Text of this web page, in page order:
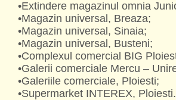
•Extindere magazinul omnia
•Magazin universal, Breaza;
•Magazin universal, Sinaia;
•Magazin universal, Busteni;
•Complexul comercial BIG
•Galerii comerciale Mercu –
•Galeriile comerciale, Ploiesti;
•Supermarket INTEREX, Ploiesti.